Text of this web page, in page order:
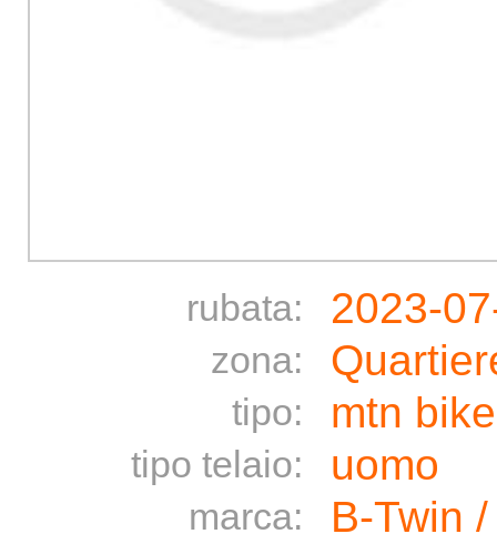
rubata: 2023-
zona:
tipo: mtn bike
tipo telaio: uomo
marca: B-Twin